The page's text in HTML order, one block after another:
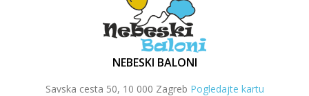
NEBESKI BALONI
Savska cesta 50, 10 000 Zagreb Pogledajte kartu